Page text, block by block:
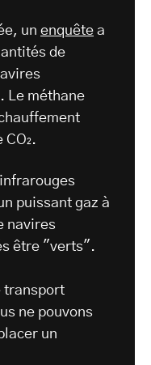
un enquête a
de
Le méthane
infrarouges
puissant gaz à
navires
être "verts".
transport
ne pouvons
un